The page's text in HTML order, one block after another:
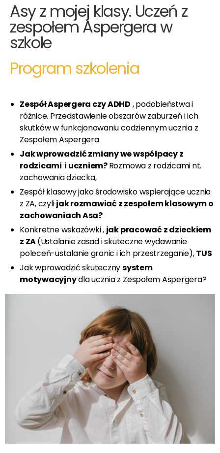
Asy z mojej klasy. Uczeń z
zespołem Aspergera w
szkole
Program szkolenia
Zespół Aspergera czy ADHD , podobieństwa i
różnice. Przedstawienie obszarów zaburzeń i ich
skutków w funkcjonowaniu codziennym ucznia z
Zespołem Aspergera
Jak wprowadzić zmiany we współpacy z
rodzicami i uczniem?Rozmowa z rodzicami nt.
zachowania dziecka,
Zespół klasowy jako środowisko wspierające ucznia
z ZA, czylijak rozmawiać z zespołem klasowym o
zachowaniach Asa?
Konkretne wskazówki , jak pracować z dzieckiem
z ZA(Ustalanie zasad i skuteczne wydawanie
poleceń-ustalanie granic i ich przestrzeganie),TUS
Jak wprowadzić skutecznysystem
motywacyjnydla ucznia z Zespołem Aspergera?